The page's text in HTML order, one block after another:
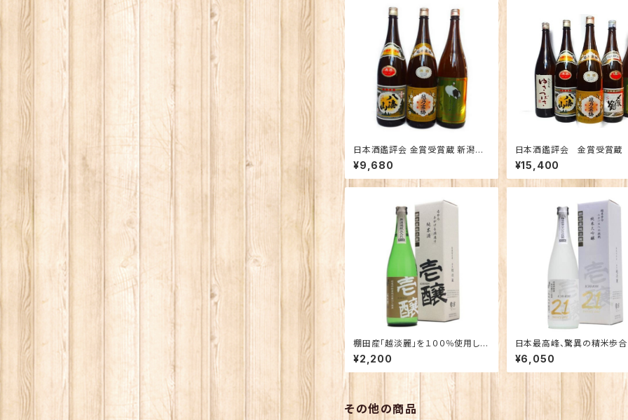
日本酒鑑評会 金賞受賞蔵 新潟の
地酒飲み比べセット1800ｍｌ×3本
（越乃寒梅 八海山 越の鶴）
¥9,680
日本酒鑑評会 金賞受賞
の地酒飲み比べセット1800
本 （越乃寒梅 八海山 〆
鶴 ゆきつばき 越の鶴）
¥15,400
棚田産「越淡麗」を１００％使用した
特別な１本！「壱醸 」純米無濾
過 瓶火入れ 720ｍｌ【化粧箱
入り】
¥2,200
日本最高峰、驚異の精米歩合
で仕込む酒 純米大
「壱醸 ２１ twenty one」
¥6,050
その他の商品